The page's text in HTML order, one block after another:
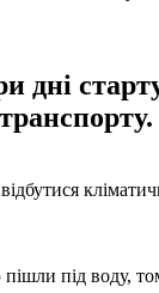
дні
пішли під